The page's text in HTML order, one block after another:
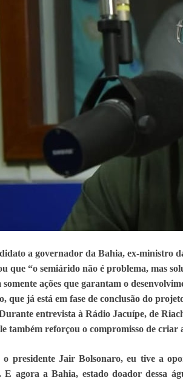
a governador da Bahia, ex-ministro
que “o semiárido não é problema, mas
somente ações que garantam o
que já está em fase de conclusão do
entrevista à Rádio Jacuípe, de
também reforçou o compromisso de criar
o presidente Jair Bolsonaro, eu tive a
E agora a Bahia, estado doador dessa